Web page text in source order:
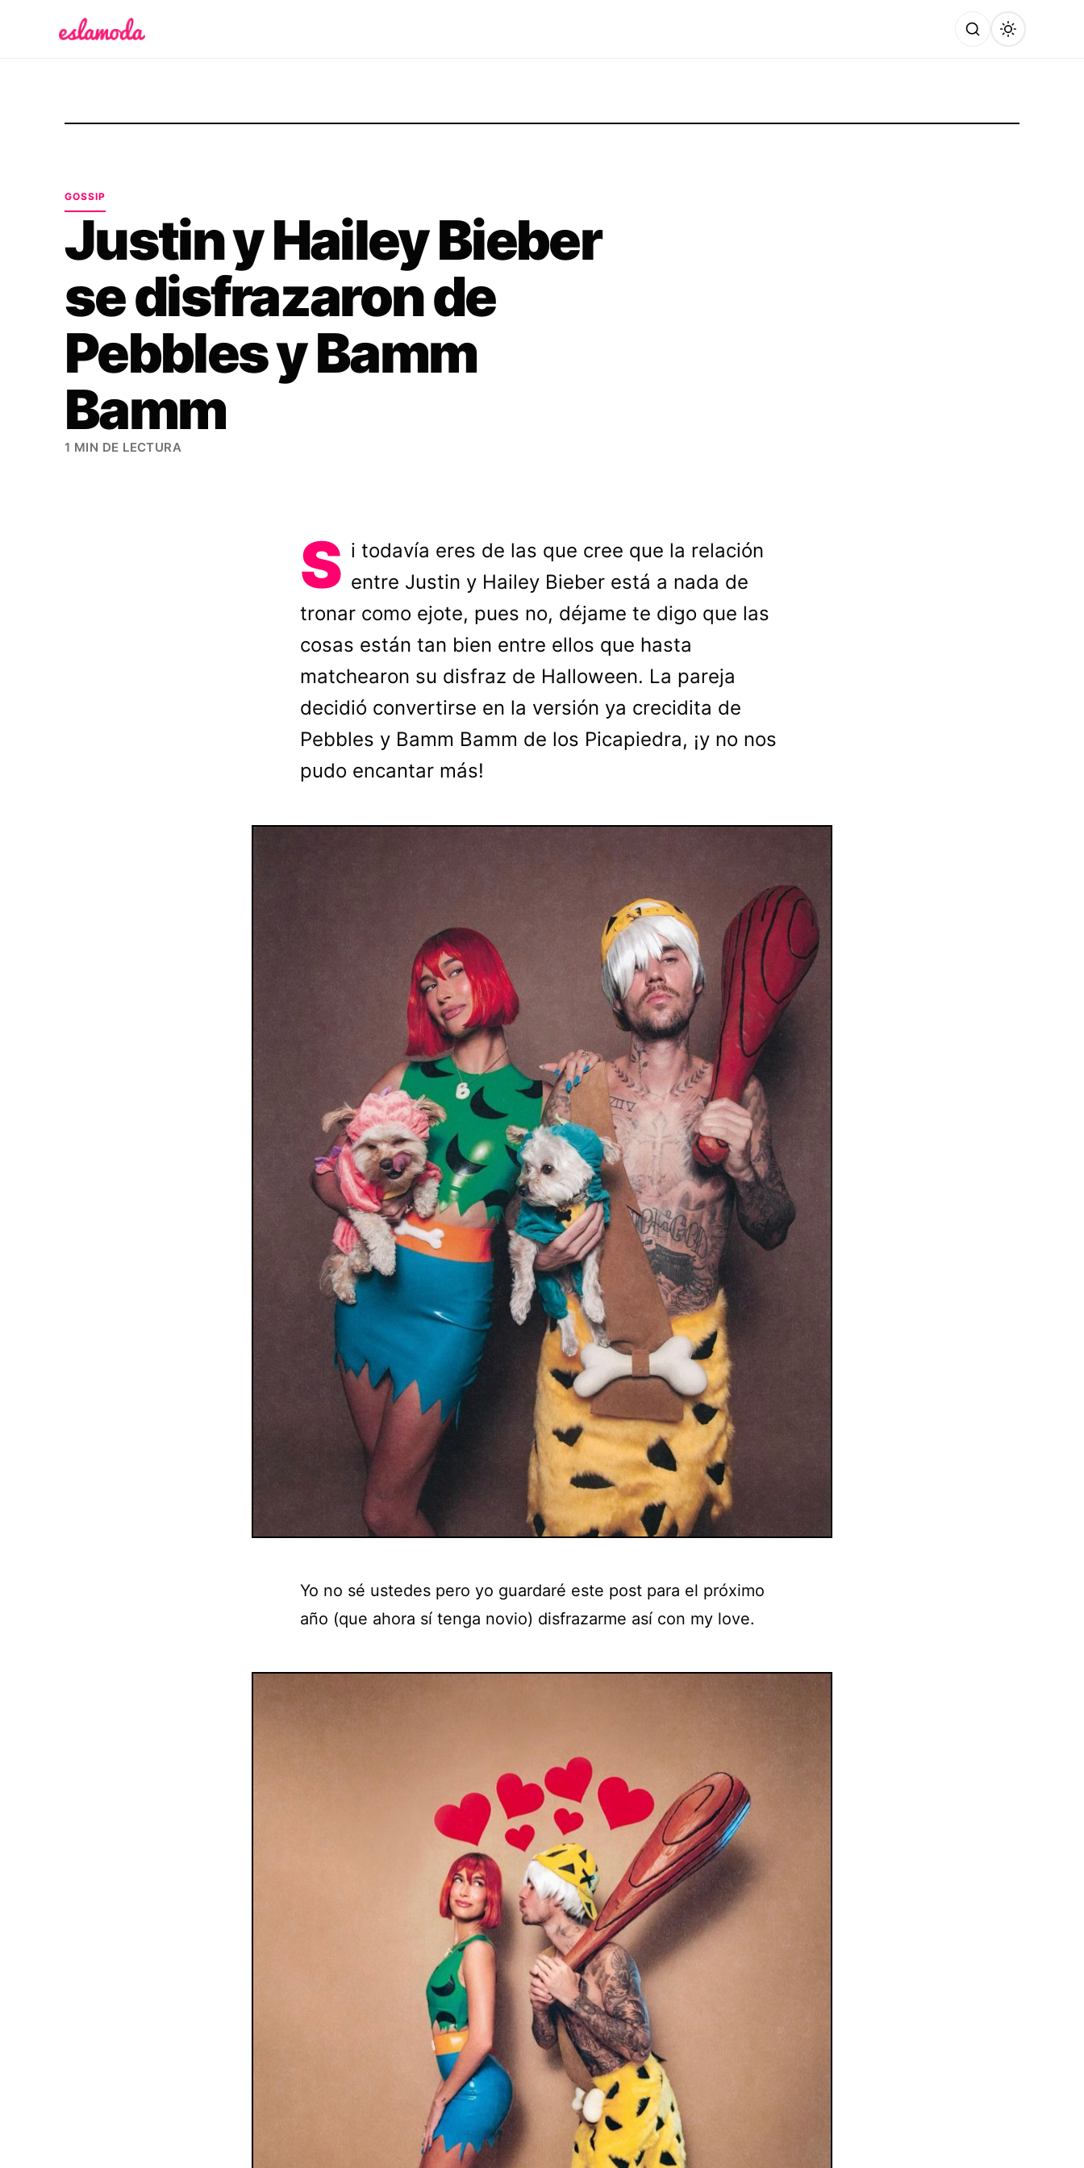
GOSSIP
Justin y Hailey Bieber
se disfrazaron de
Pebbles y Bamm
Bamm
1 MIN DE LECTURA
S i todavía eres de las que cree que la relación
entre Justin y Hailey Bieber está a nada de
tronar como ejote, pues no, déjame te digo que las
cosas están tan bien entre ellos que hasta
matchearon su disfraz de Halloween. La pareja
decidió convertirse en la versión ya crecidita de
Pebbles y Bamm Bamm de los Picapiedra, ¡y no nos
pudo encantar más!
Yo no sé ustedes pero yo guardaré este post para el próximo
año (que ahora sí tenga novio) disfrazarme así con my love.